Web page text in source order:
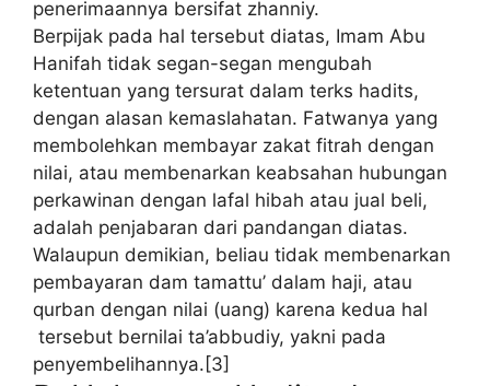
penerimaannya bersifat zhanniy.
Berpijak pada hal tersebut diatas, Imam Abu
Hanifah tidak segan-segan mengubah
ketentuan yang tersurat dalam terks hadits,
dengan alasan kemaslahatan. Fatwanya yang
membolehkan membayar zakat fitrah dengan
nilai, atau membenarkan keabsahan hubungan
perkawinan dengan lafal hibah atau jual beli,
adalah penjabaran dari pandangan diatas.
Walaupun demikian, beliau tidak membenarkan
pembayaran dam tamattu’ dalam haji, atau
qurban dengan nilai (uang) karena kedua hal
tersebut bernilai ta’abbudiy, yakni pada
penyembelihannya.[3]